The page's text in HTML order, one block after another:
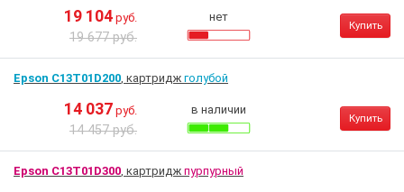
19 104 руб.
19 677 руб.
нет
Купить
Epson C13T01D200, картридж голубой
14 037 руб.
14 457 руб.
в наличии
Купить
Epson C13T01D300, картридж пурпурный